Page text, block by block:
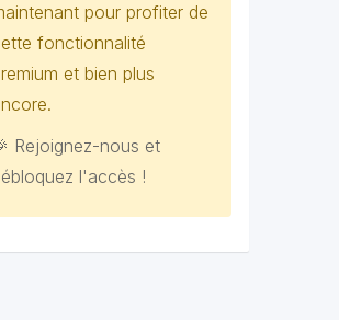
pour profiter de
fonctionnalité
et bien plus
Rejoignez-nous et
l'accès !